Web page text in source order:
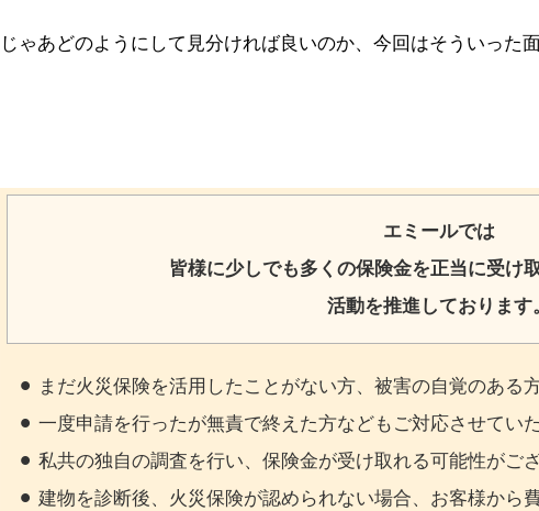
じゃあどのようにして見分ければ良いのか、今回はそういった
エミールでは
皆様に少しでも多くの保険金を正当に受け
活動を推進しております
⚫︎ まだ火災保険を活用したことがない方、被害の自覚のある
⚫︎ 一度申請を行ったが無責で終えた方などもご対応させてい
⚫︎ 私共の独自の調査を行い、保険金が受け取れる可能性がござ
⚫︎ 建物を診断後、火災保険が認められない場合、お客様から